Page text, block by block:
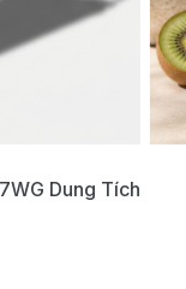
Dung Tích